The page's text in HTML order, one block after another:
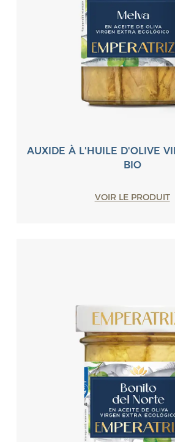
AUXIDE À L'HUILE D'OLIVE
BIO
VOIR LE PRODUIT